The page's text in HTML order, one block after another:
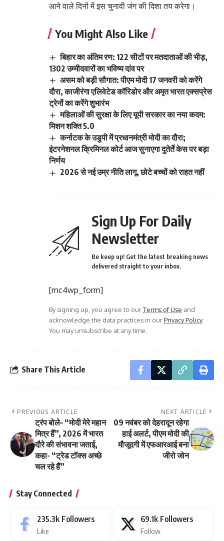
आने वाले दिनों में इस चुनावी जंग की दिशा तय करेगा।
You Might Also Like
बिहार का अंतिम रण: 122 सीटों पर मतदाताओं की भीड़,
1302 उम्मीदवारों का भविष्य दांव पर
असम को बड़ी सौगात: पीएम मोदी 17 जनवरी को करेंगे
दौरा, काजीरंगा एलिवेटेड कॉरिडोर और अमृत भारत एक्सप्रेस
ट्रेनों का करेंगे शुभारंभ
महिलाओं की सुरक्षा के लिए यूपी सरकार का नया कदम:
मिशन शक्ति 5.0
कर्नाटक के उडुपी में प्रधानमंत्री मोदी का दौरा;
इंटरनेशनल क्रिमिनल कोर्ट आज सुनाएगा दुतेर्ते केस पर बड़ा
निर्णय
2026 से नई उम्र नीति लागू, छोटे बच्चों को राहत नहीं
Sign Up For Daily
Newsletter
Be keep up! Get the latest breaking news
delivered straight to your inbox.
[mc4wp_form]
By signing up, you agree to ourTerms of Use and
acknowledge the data practices in ourPrivacy Policy.
You may unsubscribe at any time.
Share This Article
PREVIOUS ARTICLE
ट्रंप बोले– “मोदी मेरे महान
मित्र हैं”, 2026 में भारत
दौरे की संभावना जताई,
कहा- “ट्रेड टॉक्स अच्छे
चल रहे हैं”
NEXT ARTICLE
09 नवंबर को देहरादून रहेगा
हाई अलर्ट, पीएम मोदी की
मौजूदगी में एफआरआई बना
जीरो जोन
Stay Connected
235.3k Followers
Like
69.1k Followers
Follow